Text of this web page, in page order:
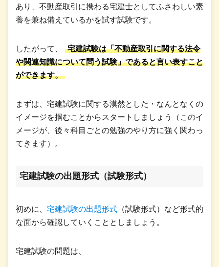
あり、不動産取引に携わる宅建士としてふさわしい素
養を兼ね備えているかを試す試験です。
したがって、
宅建試験は「不動産取引に関する法令
や関連知識について問う試験」であると言い表すこと
ができます。
まずは、宅建試験に関する漠然とした・なんとなくの
イメージを掴むことからスタートしましょう（このイ
メージが、後々科目ごとの勉強のやり方に強く関わっ
てきます）。
宅建試験の出題形式（試験形式）
初めに、 宅建試験の出題形式 （試験形式）など形式的
な面から確認していくこととしましょう。
宅建試験の問題は、